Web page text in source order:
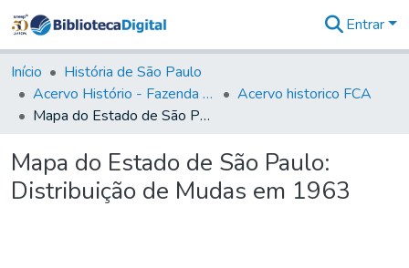
&
Coleções
Tudo na
Biblioteca
Estatísticas
Entrar
Início
História de São Paulo
Acervo Histório - Fazenda Lageado
Acervo historico FCA
Mapa do Estado de São Paulo: Distribuição de Mudas em 1963
Mapa do Estado de São Paulo:
Distribuição de Mudas em 1963